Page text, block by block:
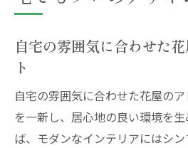
自宅の雰囲気に合わせた
ト
自宅の雰囲気に合わせた花屋の
を一新し、居心地の良い環境を
ば、モダンなインテリアにはシ